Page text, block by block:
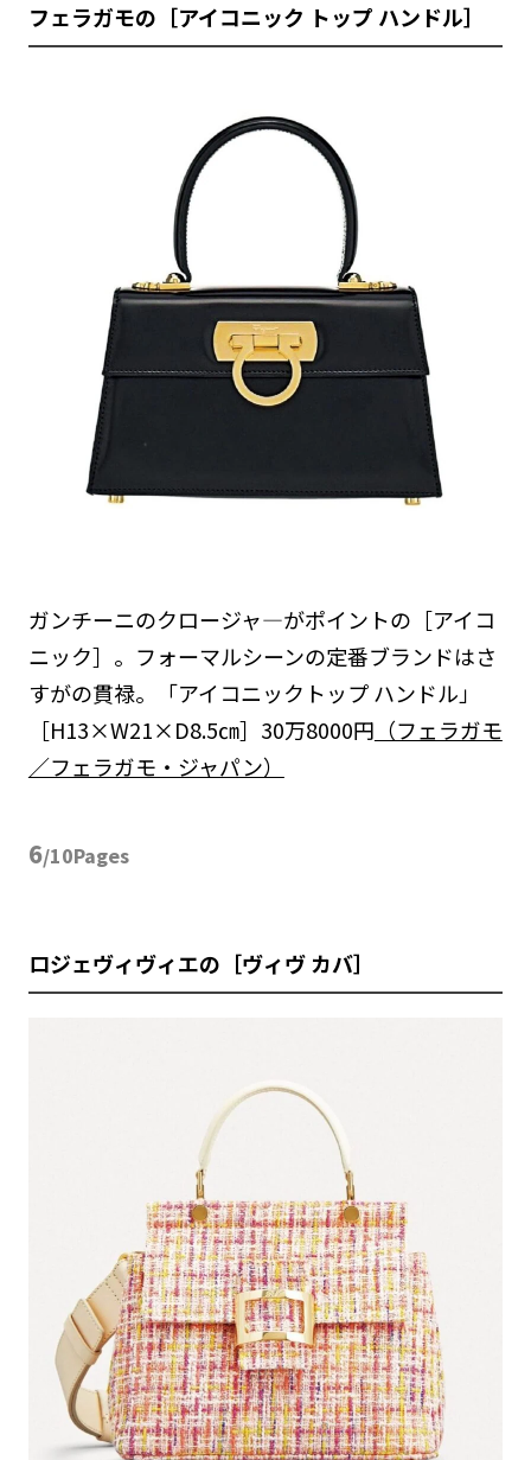
フェラガモの［アイコニック トップ ハンドル］
ガンチーニのクロージャ―がポイントの［アイコ
ニック］。フォーマルシーンの定番ブランドはさ
すがの貫禄。「アイコニックトップ ハンドル」
［H13×W21×D8.5㎝］30万8000円 （フェラガモ
／フェラガモ・ジャパン）
6/10Pages
ロジェヴィヴィエの［ヴィヴ カバ］